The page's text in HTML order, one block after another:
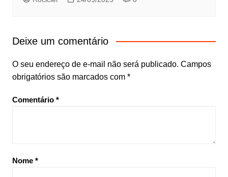
Deixe um comentário
O seu endereço de e-mail não será publicado. Campos
obrigatórios são marcados com *
Comentário *
Nome *